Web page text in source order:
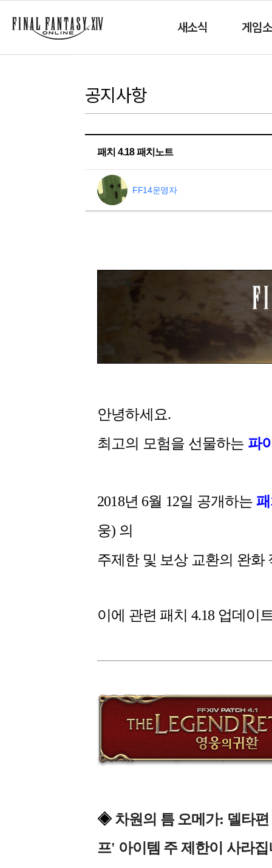
새소식 게임
공지사항
패치 4.18 패치노트
FF14운영자
안녕하세요.
최고의 모험을 선물하는 파
2018년 6월 12일 공개하는
웅) 의
주제한 및 보상 교환의 완화
이에 관련 패치 4.18 업데이
◈차원의 틈 오메가: 델타
프' 아이템 주 제한이 사라집